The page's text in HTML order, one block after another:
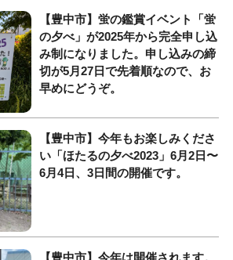
【豊中市】蛍の鑑賞イベント「蛍
の夕べ」が2025年から完全申し込
み制になりました。申し込みの締
切が5月27日で先着順なので、お
早めにどうぞ。
【豊中市】今年もお楽しみくださ
い「ほたるの夕べ2023」6月2日〜
6月4日、3日間の開催です。